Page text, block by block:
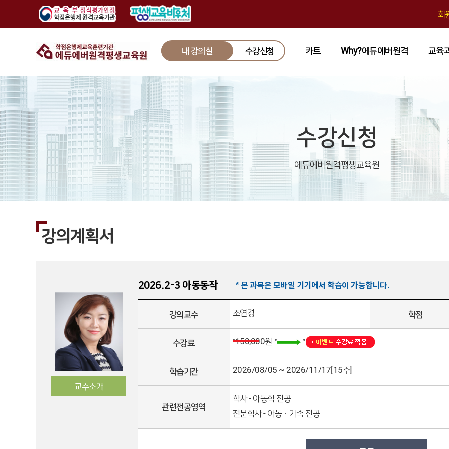
회
내 강의실 수강신청 카트 Why?에듀에버원격 교육
수강신청
에듀에버원격평생교육원
강의계획서
교수소개
2026.2-3 아동동작 * 본 과목은 모바일 기기에서 학습이 가능합니다.
강의교수 조연경 학점
수강료 150,000원
학습기간 2026/08/05 ~ 2026/11/17[15주]
관련전공영역
학사 - 아동학 전공
전문학사 - 아동ㆍ가족 전공